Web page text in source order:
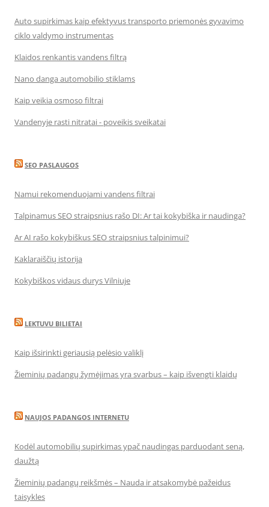
Auto supirkimas kaip efektyvus transporto priemonės gyvavimo
ciklo valdymo instrumentas
Klaidos renkantis vandens filtrą
Nano danga automobilio stiklams
Kaip veikia osmoso filtrai
Vandenyje rasti nitratai - poveikis sveikatai
SEO PASLAUGOS
Namui rekomenduojami vandens filtrai
Talpinamus SEO straipsnius rašo DI: Ar tai kokybiška ir naudinga?
Ar AI rašo kokybiškus SEO straipsnius talpinimui?
Kaklaraiščių istorija
Kokybiškos vidaus durys Vilniuje
LEKTUVU BILIETAI
Kaip išsirinkti geriausią pelėsio valiklį
Žieminių padangų žymėjimas yra svarbus – kaip išvengti klaidų
NAUJOS PADANGOS INTERNETU
Kodėl automobilių supirkimas ypač naudingas parduodant seną,
daužtą
Žieminių padangų reikšmės – Nauda ir atsakomybė pažeidus
taisykles